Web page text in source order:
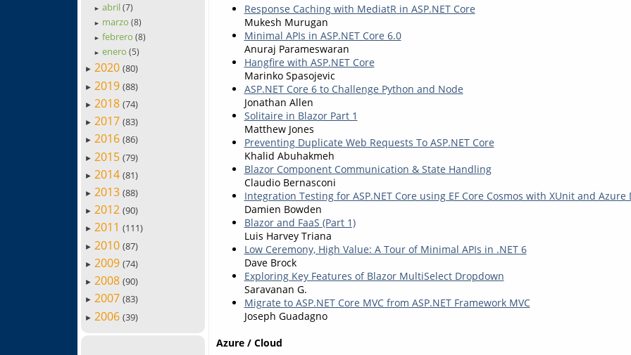
► abril(7)
► marzo(8)
► febrero(8)
► enero(5)
► 2020 (80)
► 2019 (88)
► 2018 (74)
► 2017 (83)
► 2016 (86)
► 2015 (79)
► 2014 (81)
► 2013 (88)
► 2012 (90)
► 2011 (111)
► 2010 (87)
► 2009 (74)
► 2008 (90)
► 2007 (83)
► 2006 (39)
Response Caching with MediatR in ASP.NET Core
Mukesh Murugan
Minimal APIs in ASP.NET Core 6.0
Anuraj Parameswaran
Hangfire with ASP.NET Core
Marinko Spasojevic
ASP.NET Core 6 to Challenge Python and Node
Jonathan Allen
Solitaire in Blazor Part 1
Matthew Jones
Preventing Duplicate Web Requests To ASP.NET Core
Khalid Abuhakmeh
Blazor Component Communication & State Handling
Claudio Bernasconi
Integration Testing for ASP.NET Core using EF Core Cosmos with XUnit and Azure
Damien Bowden
Blazor and FaaS (Part 1)
Luis Harvey Triana
Low Ceremony, High Value: A Tour of Minimal APIs in .NET 6
Dave Brock
Exploring Key Features of Blazor MultiSelect Dropdown
Saravanan G.
Migrate to ASP.NET Core MVC from ASP.NET Framework MVC
Joseph Guadagno
Azure / Cloud